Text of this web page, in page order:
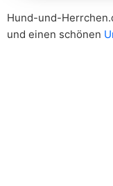
Hund-und-
und einen schönen